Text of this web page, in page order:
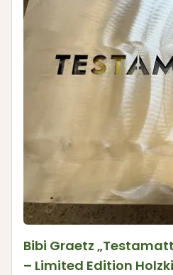
Bibi Graetz
– Limited Edition